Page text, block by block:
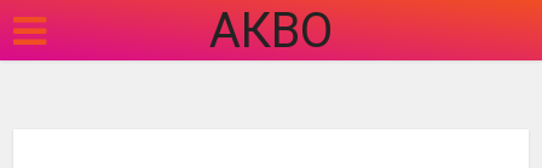
АКВО